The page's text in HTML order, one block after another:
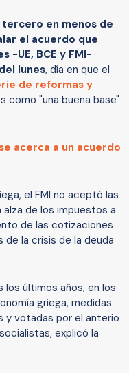
en menos de
el acuerdo que
-UE, BCE y FMI-
lunes, día en que el
de reformas y
como "una buena base"
acerca a un acuerdo
el FMI no aceptó las
de los impuestos a
de las cotizaciones
de la crisis de la deuda
últimos años, en los
griega, medidas
y votadas por el anterio
explicó la